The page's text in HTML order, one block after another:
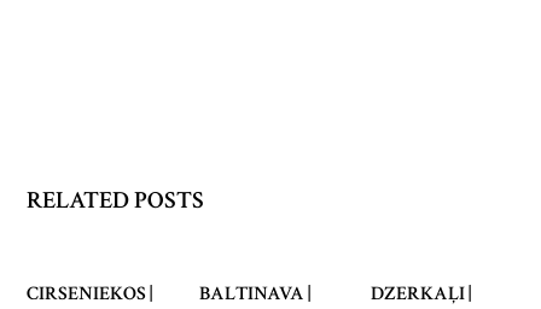
RELATED POSTS
CIRSENIEKOS |
BALTINAVA |
DZERKAĻI |